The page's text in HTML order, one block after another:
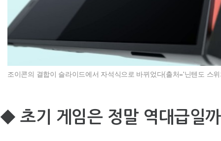
조이콘의 결합이 슬라이드에서 자석식으로 바뀌었다(출처='닌텐도 스
◆ 초기 게임은 정말 역대급일